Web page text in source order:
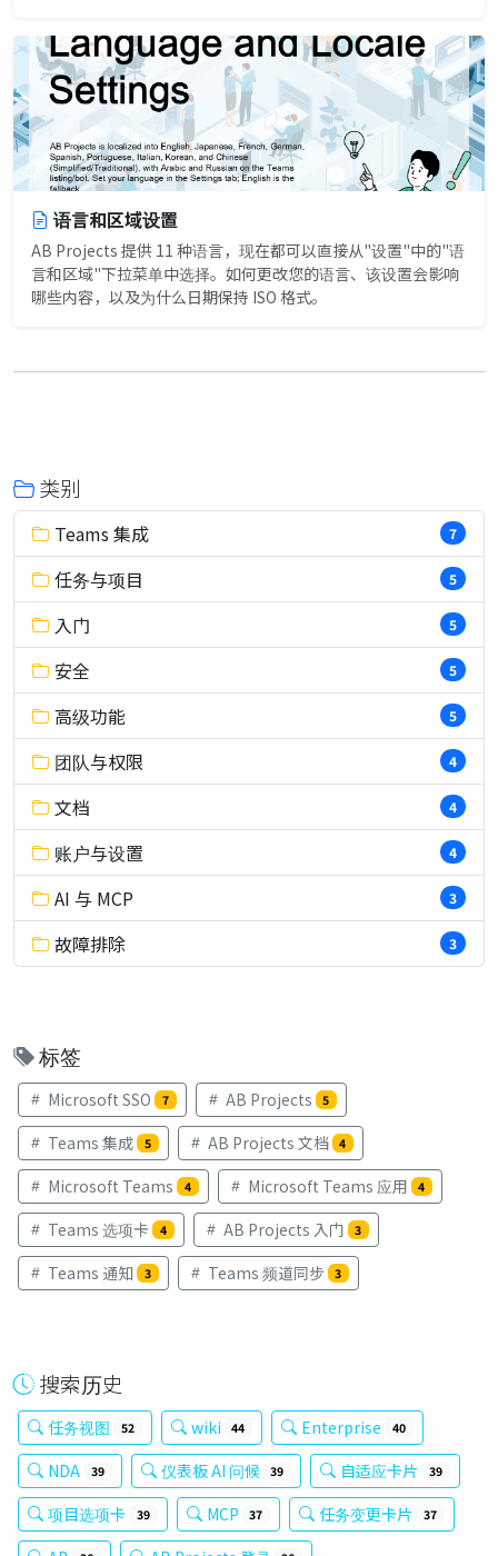
语言和区域设置
AB Projects 提供 11 种语言，现在都可以直接从"设置"中的"语
言和区域"下拉菜单中选择。如何更改您的语言、该设置会影响
哪些内容，以及为什么日期保持 ISO 格式。
类别
Teams 集成 7
任务与项目 5
入门 5
安全 5
高级功能 5
团队与权限 4
文档 4
账户与设置 4
AI 与 MCP 3
故障排除 3
标签
Microsoft SSO 7 AB Projects 5
Teams 集成 5 AB Projects 文档 4
Microsoft Teams 4 Microsoft Teams 应用 4
Teams 选项卡 4 AB Projects 入门 3
Teams 通知 3 Teams 频道同步 3
搜索历史
任务视图 52 wiki 44 Enterprise 40
NDA 39 仪表板 AI 问候 39 自适应卡片 39
项目选项卡 39 MCP 37 任务变更卡片 37